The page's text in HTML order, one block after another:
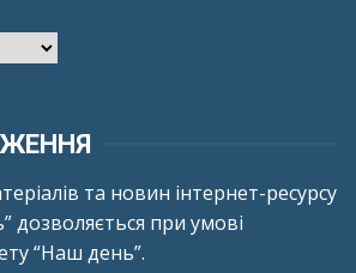
та новин інтернет-ресурсу
дозволяється при умові
“Наш день”.